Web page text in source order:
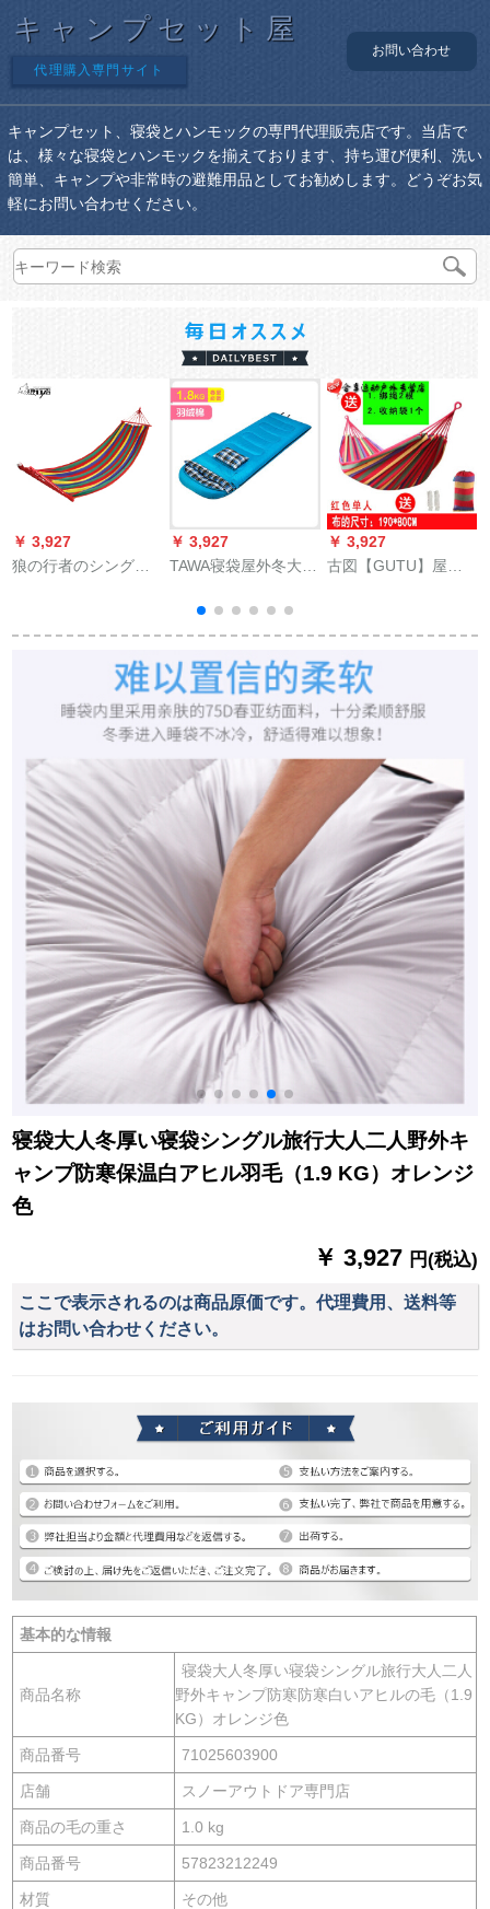
キャンプセット屋
代理購入専門サイト
お問い合わせ
キャンプセット、寝袋とハンモックの専門代理販売店です。当店で
は、様々な寝袋とハンモックを揃えております、持ち運び便利、洗い
簡単、キャンプや非常時の避難用品としてお勧めします。どうぞお気
軽にお問い合わせください。
￥ 3,927
狼の行者のシングル
バスの木の棒棒棒の
ハーンモックは屋外
キャンピング室内の
寝室でレジャーブラ
ンコをしています。
￥ 3,927
TAWA寝袋屋外冬大人
二人の屋外キャンプ
寝袋に組み替えられ
ます。
￥ 3,927
古図【GUTU】屋外
19080シングルブラ
ンコ網状樹床防側宙
返りハンモック
寝袋大人冬厚い寝袋シングル旅行大人二人野外キ
ャンプ防寒保温白アヒル羽毛（1.9 KG）オレンジ
色
￥ 3,927 円(税込)
ここで表示されるのは商品原価です。代理費用、送料等
はお問い合わせください。
基本的な情報
商品名称
寝袋大人冬厚い寝袋シングル旅行大人二人
野外キャンプ防寒防寒白いアヒルの毛（1.9
KG）オレンジ色
商品番号 71025603900
店舗 スノーアウトドア専門店
商品の毛の重さ 1.0 kg
商品番号 57823212249
材質 その他